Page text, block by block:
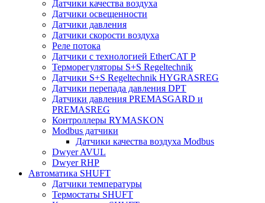
Датчики качества воздуха
Датчики освещенности
Датчики давления
Датчики скорости воздуха
Реле потока
Датчики с технологией EtherCAT P
Терморегуляторы S+S Regeltechnik
Датчики S+S Regeltechnik HYGRASREG
Датчики перепада давления DPT
Датчики давления PREMASGARD и
PREMASREG
Контроллеры RYMASKON
Modbus датчики
Датчики качества воздуха Modbus
Dwyer AVUL
Dwyer RHP
Автоматика SHUFT
Датчики температуры
Термостаты SHUFT